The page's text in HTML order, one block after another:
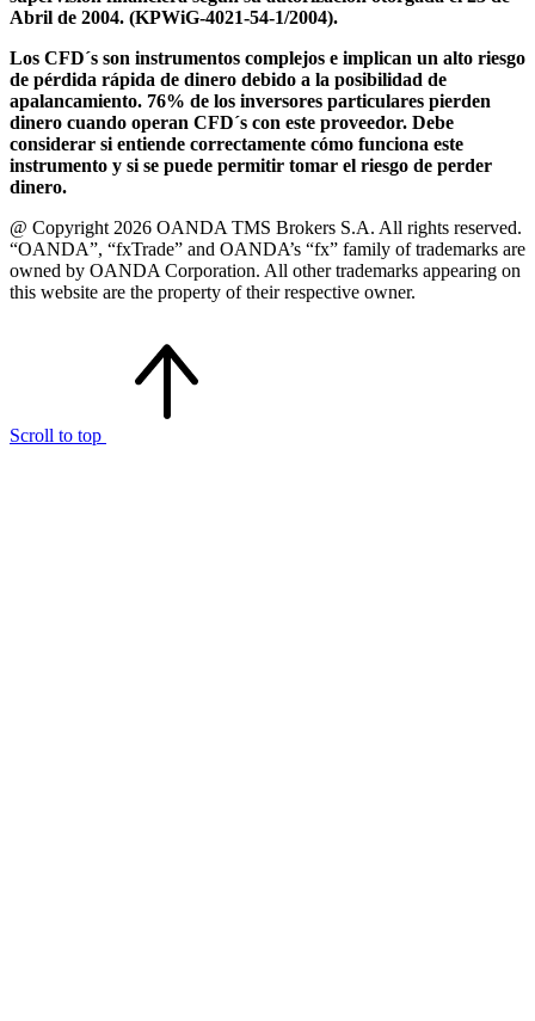
Abril de 2004. (KPWiG-4021-54-1/2004).
Los CFD´s son instrumentos complejos e implican un alto riesgo
de pérdida rápida de dinero debido a la posibilidad de
apalancamiento. 76% de los inversores particulares pierden
dinero cuando operan CFD´s con este proveedor. Debe
considerar si entiende correctamente cómo funciona este
instrumento y si se puede permitir tomar el riesgo de perder
dinero.
@ Copyright 2026 OANDA TMS Brokers S.A. All rights reserved.
“OANDA”, “fxTrade” and OANDA’s “fx” family of trademarks are
owned by OANDA Corporation. All other trademarks appearing on
this website are the property of their respective owner.
Scroll to top